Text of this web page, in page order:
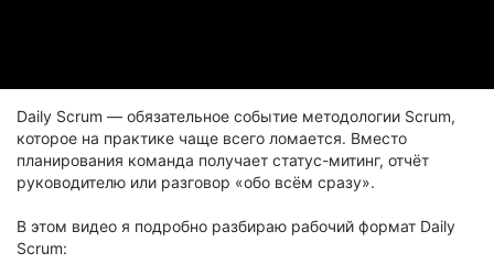
Daily Scrum — обязательное событие методологии Scrum,
которое на практике чаще всего ломается. Вместо
планирования команда получает статус-митинг, отчёт
руководителю или разговор «обо всём сразу».
В этом видео я подробно разбираю рабочий формат Daily
Scrum: